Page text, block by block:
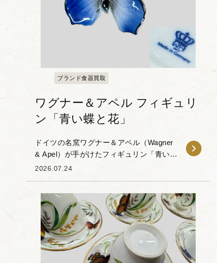
ブランド食器買取
ワグナー＆アペル フィギュリ
ン「青い蝶と花」
ドイツの名窯ワグナー＆アペル（Wagner
& Apel）が手がけたフィギュリン「青い蝶
と花」をお譲りいただきました。 本作
2026.07.24